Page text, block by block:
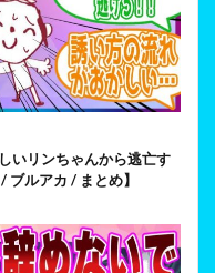
いリンちゃんから逃亡す
ルアカ / まとめ】